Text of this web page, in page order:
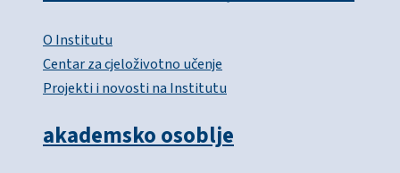
O Institutu
Centar za cjeloživotno učenje
Projekti i novosti na Institutu
akademsko osoblje